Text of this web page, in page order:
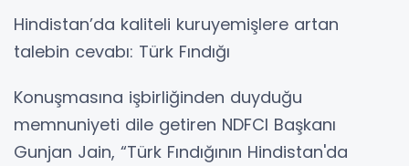
Hindistan’da kaliteli kuruyemişlere artan
talebin cevabı: Türk Fındığı
Konuşmasına işbirliğinden duyduğu
memnuniyeti dile getiren NDFCI Başkanı
Gunjan Jain, “Türk Fındığının Hindistan'da